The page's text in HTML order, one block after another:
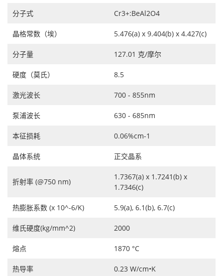
分子式 Cr3+:BeAl2O4
晶格常数（埃） 5.476(a) x 9.404(b) x 4.427(c)
分子量 127.01 克/摩尔
硬度（莫氏） 8.5
激光波长 700 - 855nm
泵浦波长 630 - 685nm
本征损耗 0.06%cm-1
晶体系统 正交晶系
折射率 (@750 nm)
1.7367(a) x 1.7241(b) x
1.7346(c)
热膨胀系数 (x 10^-6/K) 5.9(a), 6.1(b), 6.7(c)
维氏硬度(kg/mm^2) 2000
熔点 1870 °C
热导率 0.23 W/cm•K